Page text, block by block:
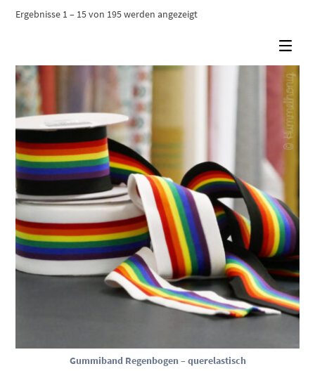
Ergebnisse 1 – 15 von 195 werden angezeigtNach
Gummiband Regenbogen – querelastisch